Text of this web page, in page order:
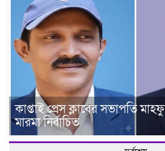
কাপ্তাই প্রেস ক্লাবের সভাপতি
মারমা নির্বাচিত